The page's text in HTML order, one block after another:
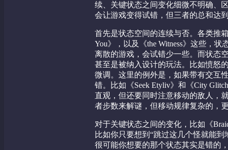
续、关键状态之间变化细微不明确、
会让游戏变得试错，但三者的总和达
首先是状态空间的连续与否。各类推
You》，以及《the Witness》这些，
离散的游戏，会试错少一些。而状态
甚至是被纳入设计的玩法。比如愤怒
微调。这里的例外是，如果带有交互
错。比如《Seek Etyliv》和《City
直观，但还要同时注意移动的敌人，
者步数来解谜，但移动规律复杂的，
对于关键状态之间的变化，比如《
比如你只要想到“跳过这几个怪就能到
很可能你想要的那个状态其实是错的